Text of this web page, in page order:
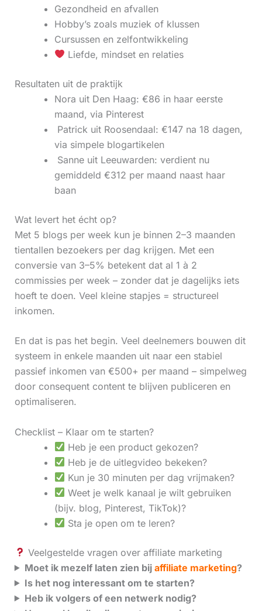
Gezondheid en afvallen
Hobby’s zoals muziek of klussen
Cursussen en zelfontwikkeling
Liefde, mindset en relaties
Resultaten uit de praktijk
Nora uit Den Haag: €86 in haar eerste
maand, via Pinterest
‍ Patrick uit Roosendaal: €147 na 18 dagen,
via simpele blogartikelen
‍ Sanne uit Leeuwarden: verdient nu
gemiddeld €312 per maand naast haar
baan
Wat levert het écht op?
Met 5 blogs per week kun je binnen 2–3 maanden
tientallen bezoekers per dag krijgen. Met een
conversie van 3–5% betekent dat al 1 à 2
commissies per week – zonder dat je dagelijks iets
hoeft te doen. Veel kleine stapjes = structureel
inkomen.
En dat is pas het begin. Veel deelnemers bouwen dit
systeem in enkele maanden uit naar een stabiel
passief inkomen van €500+ per maand – simpelweg
door consequent content te blijven publiceren en
optimaliseren.
Checklist – Klaar om te starten?
Heb je een product gekozen?
Heb je de uitlegvideo bekeken?
Kun je 30 minuten per dag vrijmaken?
Weet je welk kanaal je wilt gebruiken
(bijv. blog, Pinterest, TikTok)?
Sta je open om te leren?
Veelgestelde vragen over affiliate marketing
Moet ik mezelf laten zien bij affiliate marketing?
Is het nog interessant om te starten?
Heb ik volgers of een netwerk nodig?